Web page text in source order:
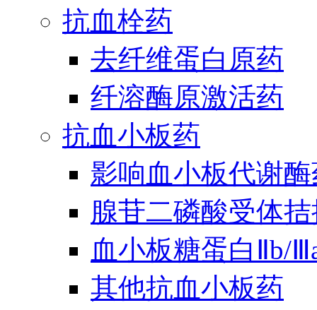
抗血栓药
去纤维蛋白原药
纤溶酶原激活药
抗血小板药
影响血小板代谢
腺苷二磷酸受体
血小板糖蛋白Ⅱb/
其他抗血小板药